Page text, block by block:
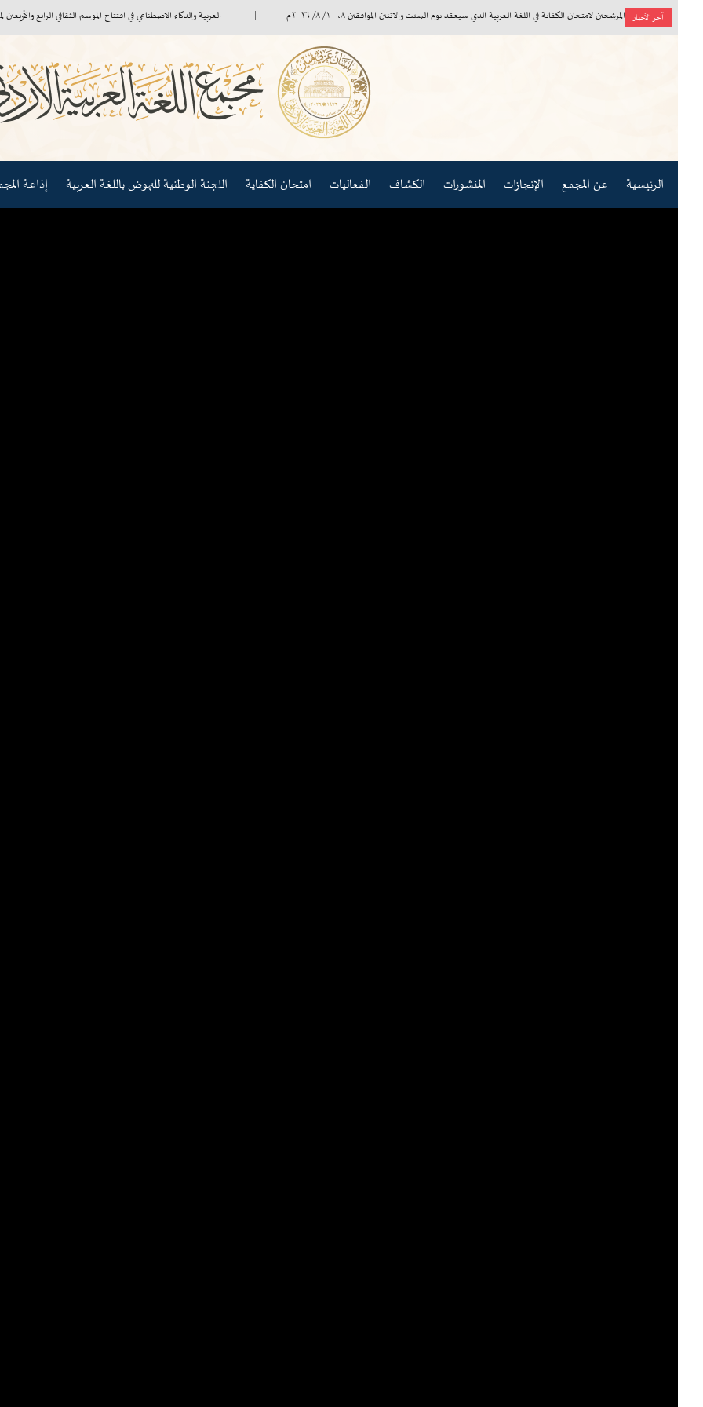
آخر الأخبارأسماء المرشحين لامتحان الكفاية في اللغة العربية الذي سيعقد يوم السبت والاثنين الموافقين ٨، ١٠/ ٨/ ٢٠٢٦م العربية والذكاء الاصطناعي في افتتاح الموسم الثقافي الرابع والأربعين لمجمع
الرئيسية عن المجمع الإنجازات المنشورات الكشاف الفعاليات امتحان الكفاية اللجنة الوطنية للنهوض باللغة العربية إذاعة المجمع